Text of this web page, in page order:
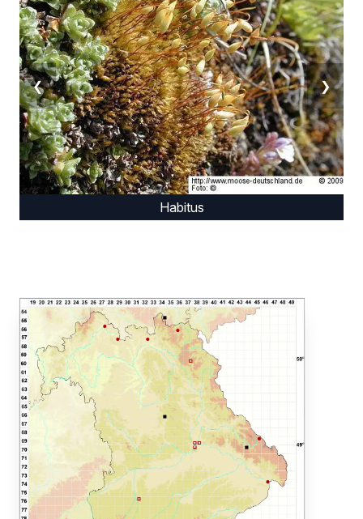
Habitus
❮ ❯